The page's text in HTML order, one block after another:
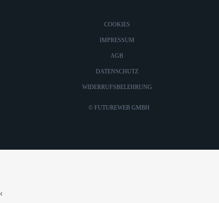
COOKIES
IMPRESSUM
AGB
DATENSCHUTZ
WIDERRUFSBELEHRUNG
© FUTUREWEB GMBH
‹